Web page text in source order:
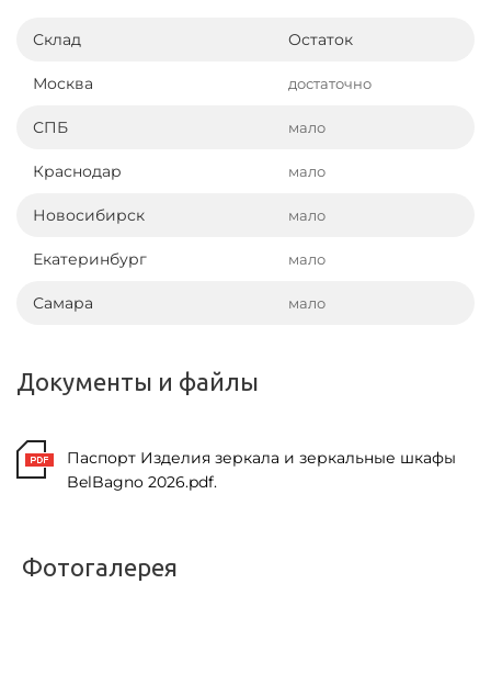
Склад Остаток
Москва достаточно
СПБ мало
Краснодар мало
Новосибирск мало
Екатеринбург мало
Самара мало
Документы и файлы
Паспорт Изделия зеркала и зеркальные шкафы
BelBagno 2026.pdf.
Фотогалерея